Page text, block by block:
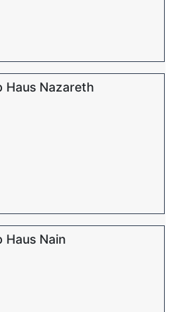
Haus Nazareth
Haus Nain